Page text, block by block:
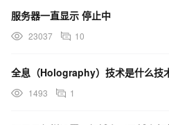
服务器一直显示 停止中
23037 10
全息（Holography）技术是什么技
1493 1